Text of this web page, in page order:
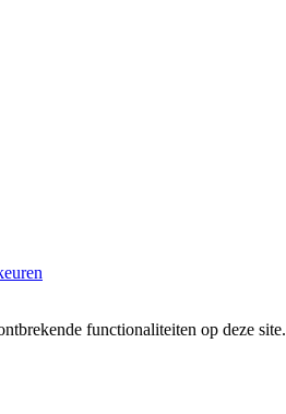
functionaliteiten op deze site.